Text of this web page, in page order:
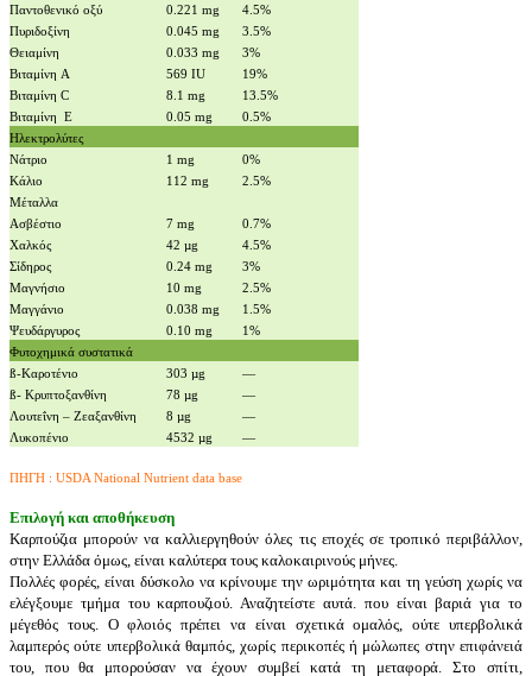
Παντοθενικό οξύ
0.221 mg
4.5%
Πυριδοξίνη
0.045 mg
3.5%
Θειαμίνη
0.033 mg
3%
Βιταμίνη A
569 IU
19%
Βιταμίνη C
8.1 mg
13.5%
Βιταμίνη E
0.05 mg
0.5%
Ηλεκτρολύτες
Νάτριο
1 mg
0%
Κάλιο
112 mg
2.5%
Μέταλλα
Ασβέστιο
7 mg
0.7%
Χαλκός
42 µg
4.5%
Σίδηρος
0.24 mg
3%
Μαγνήσιο
10 mg
2.5%
Μαγγάνιο
0.038 mg
1.5%
Ψευδάργυρος
0.10 mg
1%
Φυτοχημικά συστατικά
ß-Καροτένιο
303 µg
—
ß- Κρυπτοξανθίνη
78 µg
—
Λουτεΐνη – Ζεαξανθίνη
8 µg
—
Λυκοπένιο
4532 µg —
ΠΗΓΗ : USDA National Nutrient data base
Επιλογή και αποθήκευση
Καρπούζια μπορούν να καλλιεργηθούν όλες τις εποχές σε τροπικό περιβάλλον,
στην Ελλάδα όμως, είναι καλύτερα τους καλοκαιρινούς μήνες.
Πολλές φορές, είναι δύσκολο να κρίνουμε την ωριμότητα και τη γεύση χωρίς να
ελέγξουμε τμήμα του καρπουζιού. Αναζητείστε αυτά. που είναι βαριά για το
μέγεθός τους. Ο φλοιός πρέπει να είναι σχετικά ομαλός, ούτε υπερβολικά
λαμπερός ούτε υπερβολικά θαμπός, χωρίς περικοπές ή μώλωπες στην επιφάνειά
του, που θα μπορούσαν να έχουν συμβεί κατά τη μεταφορά.
Στο σπίτι,